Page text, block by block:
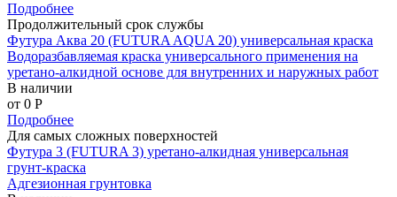
Подробнее
Продолжительный срок службы
Футура Аква 20 (FUTURA AQUA 20) универсальная краска
Водоразбавляемая краска универсального применения на
уретано-алкидной основе для внутренних и наружных работ
В наличии
от 0 P
Подробнее
Для самых сложных поверхностей
Футура 3 (FUTURA 3) уретано-алкидная универсальная
грунт-краска
Адгезионная грунтовка